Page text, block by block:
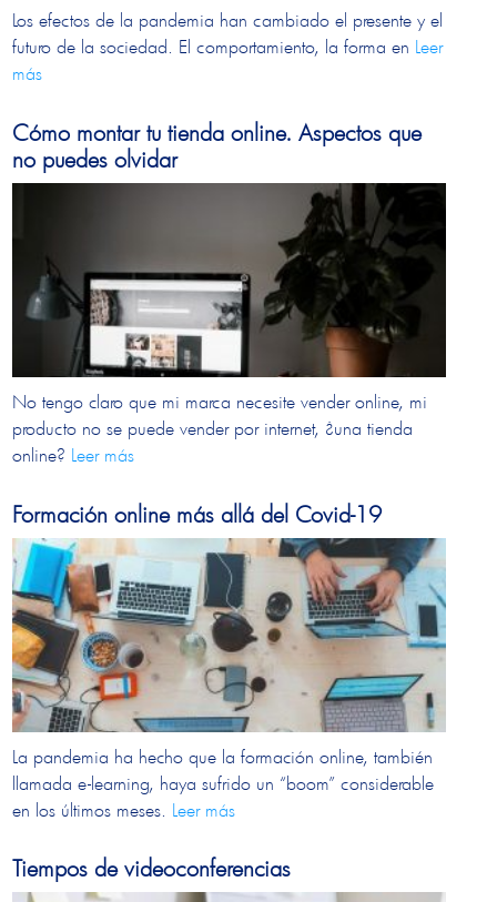
Los efectos de la pandemia han cambiado el presente y el
futuro de la sociedad. El comportamiento, la forma en Leer
más
Cómo montar tu tienda online. Aspectos que
no puedes olvidar
No tengo claro que mi marca necesite vender online, mi
producto no se puede vender por internet, ¿una tienda
online? Leer más
Formación online más allá del Covid-19
La pandemia ha hecho que la formación online, también
llamada e-learning, haya sufrido un “boom” considerable
en los últimos meses. Leer más
Tiempos de videoconferencias